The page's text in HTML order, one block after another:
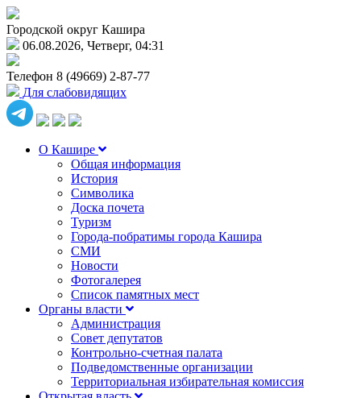
Городской округ Кашира
06.08.2026, Четверг, 04:31
Телефон 8 (49669) 2-87-77
Для слабовидящих
О Кашире
Общая информация
История
Символика
Доска почета
Туризм
Города-побратимы города Кашира
СМИ
Новости
Фотогалерея
Список памятных мест
Органы власти
Администрация
Совет депутатов
Контрольно-счетная палата
Подведомственные организации
Территориальная избирательная комиссия